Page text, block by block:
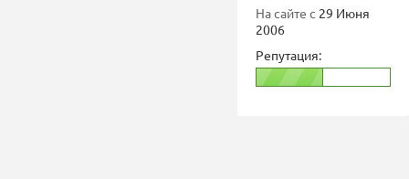
На сайте с 29 Июня
2006
Репутация: